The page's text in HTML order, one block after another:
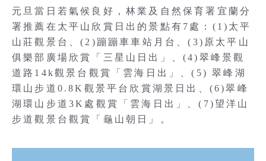
元旦當日若氣候良好，林業及自然保育署宜蘭分
署推薦在太平山欣賞日出的景點有7處：(1)太平
山莊觀景台、(2)蹦蹦車車站月台、(3)原太平山
俱樂部廣場欣賞「三星山日出」、(4)翠峰景觀
道路14k觀景台觀賞「雲海日出」、(5) 翠峰湖
環山步道0.8K觀景平台欣賞湖景日出、(6)翠峰
湖環山步道3K處觀賞「雲海日出」、(7)望洋山
步道觀景台觀賞「龜山朝日」。